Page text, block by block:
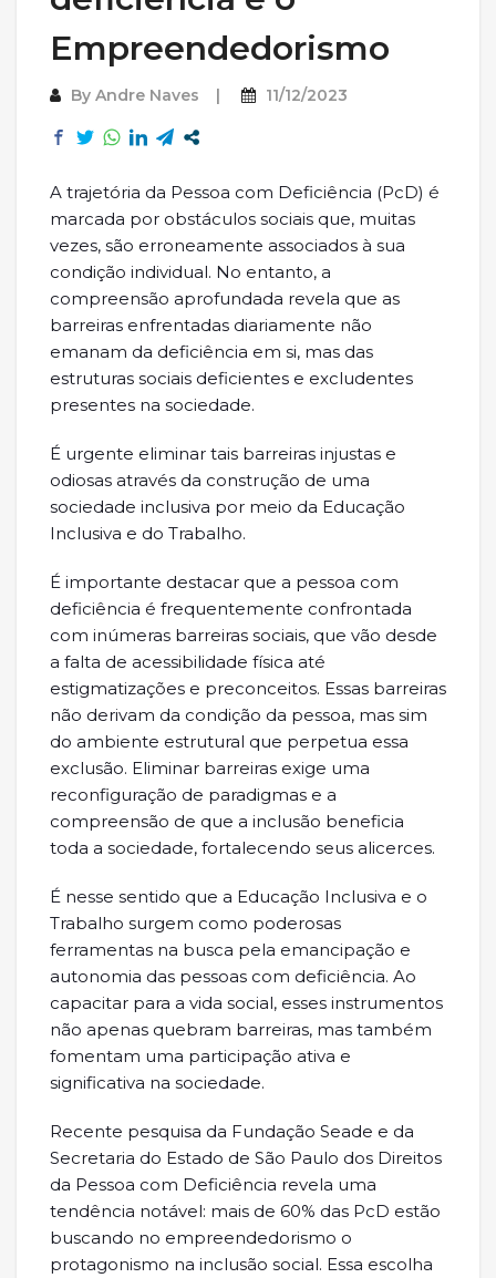
Empreendedorismo
By Andre Naves 11/12/2023
A trajetória da Pessoa com Deficiência (PcD) é
marcada por obstáculos sociais que, muitas
vezes, são erroneamente associados à sua
condição individual. No entanto, a
compreensão aprofundada revela que as
barreiras enfrentadas diariamente não
emanam da deficiência em si, mas das
estruturas sociais deficientes e excludentes
presentes na sociedade.
É urgente eliminar tais barreiras injustas e
odiosas através da construção de uma
sociedade inclusiva por meio da Educação
Inclusiva e do Trabalho.
É importante destacar que a pessoa com
deficiência é frequentemente confrontada
com inúmeras barreiras sociais, que vão desde
a falta de acessibilidade física até
estigmatizações e preconceitos. Essas barreiras
não derivam da condição da pessoa, mas sim
do ambiente estrutural que perpetua essa
exclusão. Eliminar barreiras exige uma
reconfiguração de paradigmas e a
compreensão de que a inclusão beneficia
toda a sociedade, fortalecendo seus alicerces.
É nesse sentido que a Educação Inclusiva e o
Trabalho surgem como poderosas
ferramentas na busca pela emancipação e
autonomia das pessoas com deficiência. Ao
capacitar para a vida social, esses instrumentos
não apenas quebram barreiras, mas também
fomentam uma participação ativa e
significativa na sociedade.
Recente pesquisa da Fundação Seade e da
Secretaria do Estado de São Paulo dos Direitos
da Pessoa com Deficiência revela uma
tendência notável: mais de 60% das PcD estão
buscando no empreendedorismo o
protagonismo na inclusão social. Essa escolha